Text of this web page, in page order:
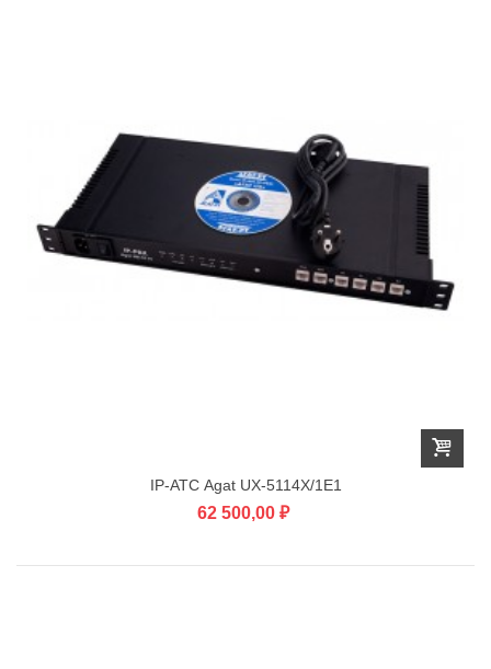
IP-АТС Agat UX-5114X/1E1
62 500,00 ₽